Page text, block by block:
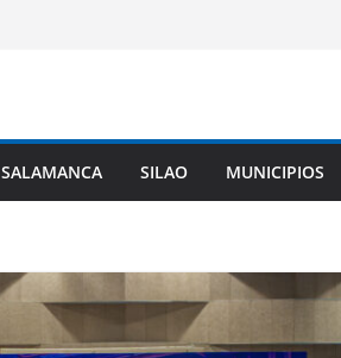
SALAMANCA SILAO MUNICIPIOS